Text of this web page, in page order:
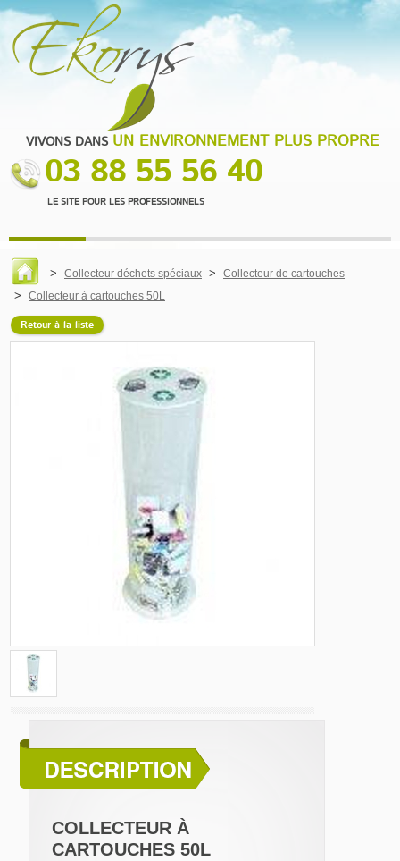
VIVONS DANS UN ENVIRONNEMENT PLUS PROPRE
03 88 55 56 40
LE SITE POUR LES PROFESSIONNELS
Collecteur déchets spéciaux
Collecteur de cartouches
Collecteur à cartouches 50L
Retour à la liste
COLLECTEUR À
CARTOUCHES 50L